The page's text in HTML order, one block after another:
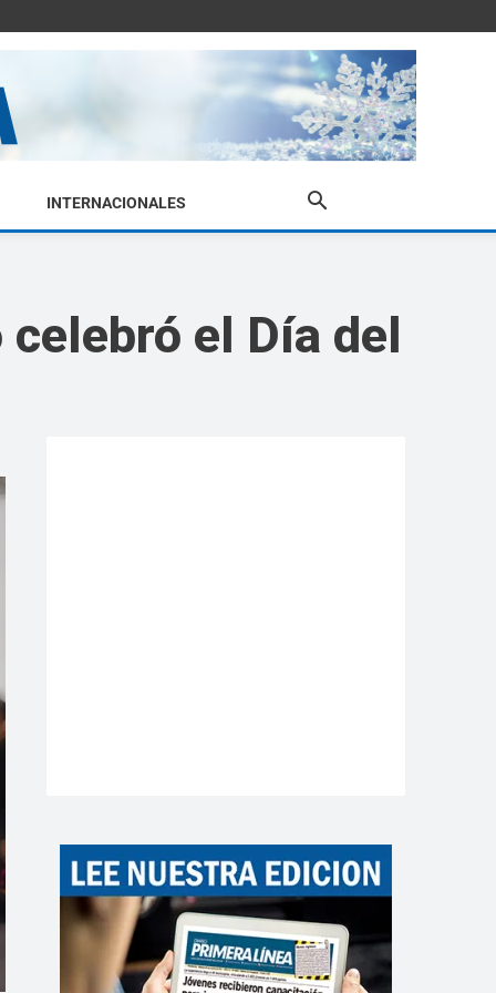
INTERNACIONALES
el Día del